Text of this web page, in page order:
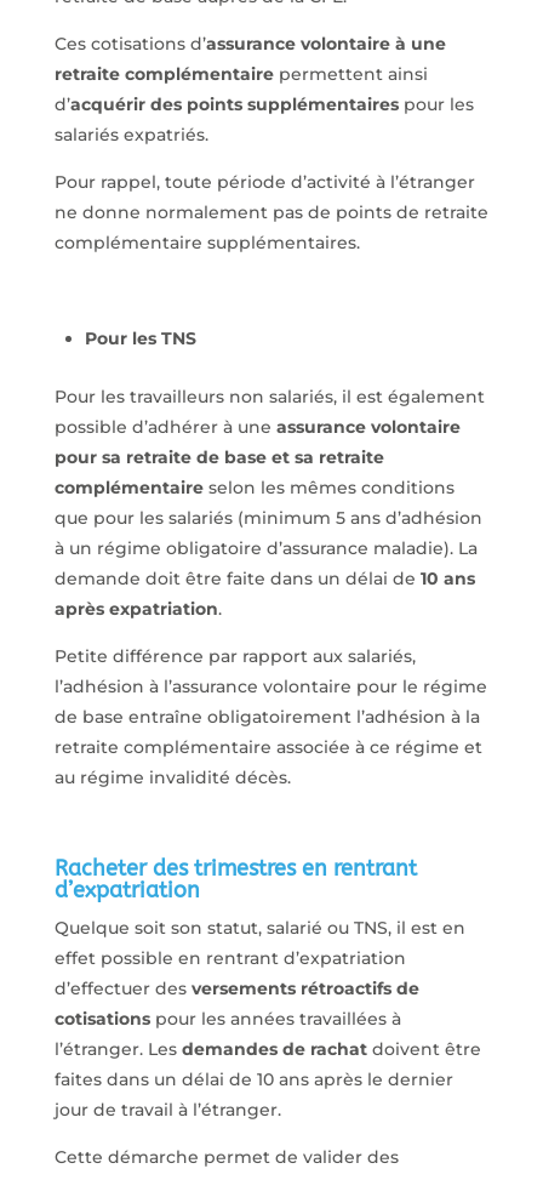
Ces cotisations d’assurance volontaire à une
retraite complémentairepermettent ainsi
d’acquérir des points supplémentairespour les
salariés expatriés.
Pour rappel, toute période d’activité à l’étranger
ne donne normalement pas de points de retraite
complémentaire supplémentaires.
Pour les TNS
Pour les travailleurs non salariés, il est également
possible d’adhérer à une assurance volontaire
pour sa retraite de base et sa retraite
complémentaireselon les mêmes conditions
que pour les salariés (minimum 5 ans d’adhésion
à un régime obligatoire d’assurance maladie). La
demande doit être faite dans un délai de 10 ans
après expatriation.
Petite différence par rapport aux salariés,
l’adhésion à l’assurance volontaire pour le régime
de base entraîne obligatoirement l’adhésion à la
retraite complémentaire associée à ce régime et
au régime invalidité décès.
Racheter des trimestres en rentrant
d’expatriation
Quelque soit son statut, salarié ou TNS, il est en
effet possible en rentrant d’expatriation
d’effectuer des versements rétroactifs de
cotisationspour les années travaillées à
l’étranger. Les demandes de rachatdoivent être
faites dans un délai de 10 ans après le dernier
jour de travail à l’étranger.
Cette démarche permet de valider des